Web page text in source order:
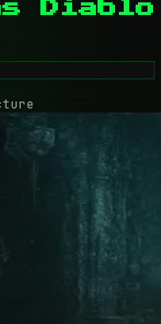
Diablo